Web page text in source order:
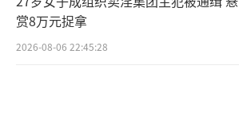
赏8万元捉拿
2026-08-06 22:45:28